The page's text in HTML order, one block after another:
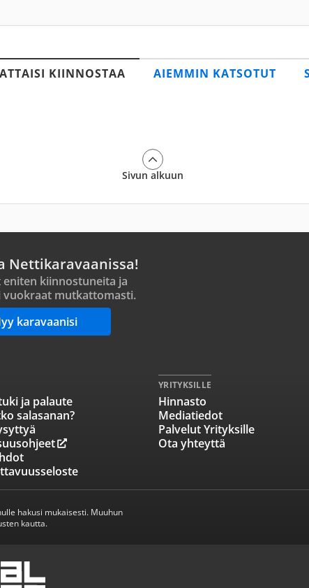
KIINNOSTAA AIEMMIN KATSOTUT
Sivun alkuun
Nettikaravaanissa!
eniten kiinnostuneita ja
vuokraat mutkattomasti.
karavaanisi
ja palaute
salasanan?
YRITYKSILLE
Hinnasto
Mediatiedot
Palvelut Yrityksille
Ota yhteyttä
hakusi mukaisesti. Muuhun
kautta.